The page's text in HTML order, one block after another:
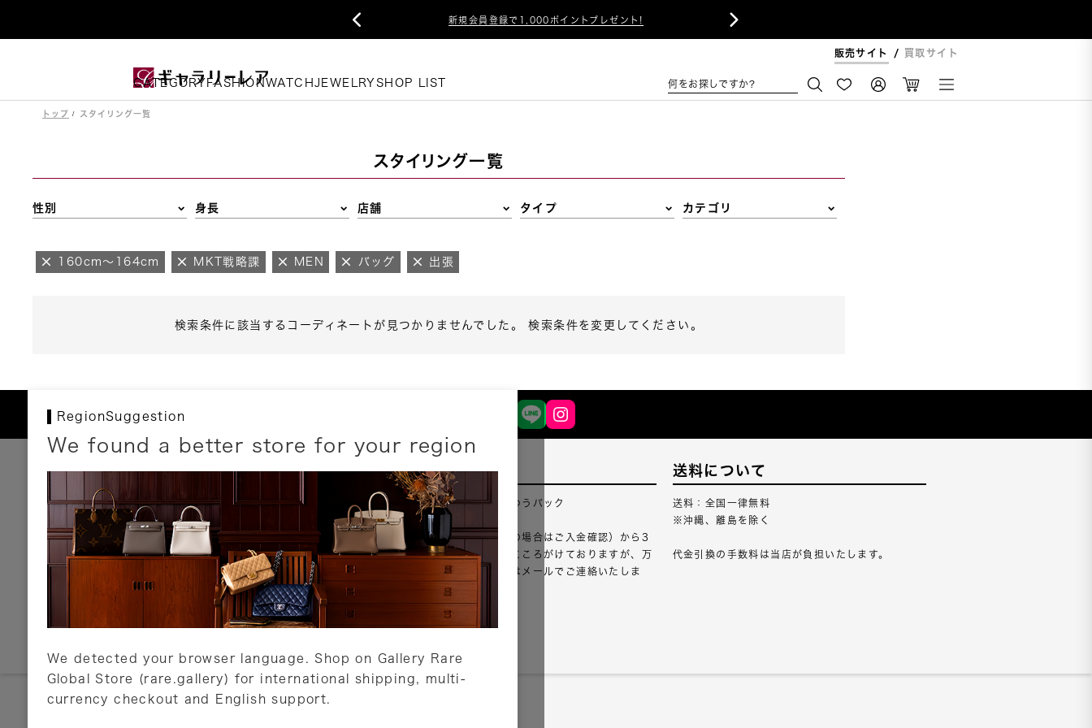
新規会員登録で1,000ポイントプレゼント!
 
販売サイト 買取サイト
CATEGORY FASHIONWATCHJEWELRY SHOP LIST 何をお探しですか?
トップ スタイリング一覧
スタイリング一覧
性別 身長 店舗 タイプ カテゴリ
160cm～164cm MKT戦略課 MEN バッグ 出張
検索条件に該当するコーディネートが見つかりませんでした。 検索条件を変更してください。
RegionSuggestion
We found a better store for your region
We detected your browser language. Shop on Gallery Rare
Global Store (rare.gallery) for international shipping, multi-
currency checkout and English support.
お支払いについて
以下のお支払方法が利用可能です。
クレジットカード
ショッピングローン
銀行振込・郵便振替
代金引換
Amazon Pay
PayPay
店頭支払い
詳しくはこちら
配送について
配送業者：佐川急便・ゆうパック
ご注文確認（銀行振込の場合はご入金確認）から3
営業日以内のご出荷をこころがけておりますが、万
が一出荷が遅れる場合はメールでご連絡いたしま
詳しくはこちら
送料について
送料：全国一律無料
※沖縄、離島を除く
代金引換の手数料は当店が負担いたします。